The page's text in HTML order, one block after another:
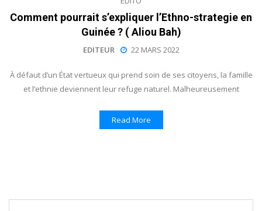
Comment pourrait s’expliquer l’Ethno-strategie en
Guinée ? ( Aliou Bah)
EDITEUR 22 MARS 2022
À défaut d’un État vertueux qui prend soin de ses citoyens, la famille
et l’ethnie deviennent leur refuge naturel. Malheureusement
Read More